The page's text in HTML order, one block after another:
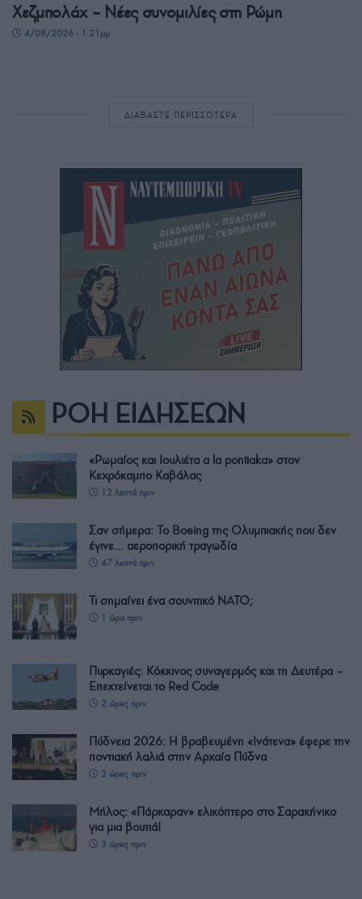
Χεζμπολάχ – Νέες συνομιλίες στη Ρώμη
4/08/2026 - 1:21μμ
ΔΙΑΒΑΣΤΕ ΠΕΡΙΣΣΟΤΕΡΑ
ΡΟΗ ΕΙΔΗΣΕΩΝ
«Ρωμαίος και Ιουλιέτα a la pontiaka» στον
Κεχρόκαμπο Καβάλας
12 λεπτά πριν
Σαν σήμερα: Το Boeing της Ολυμπιακής που δεν
έγινε… αεροπορική τραγωδία
47 λεπτά πριν
Τι σημαίνει ένα σουνιτικό ΝΑΤΟ;
1 ώρα πριν
Πυρκαγιές: Κόκκινος συναγερμός και τη Δευτέρα –
Επεκτείνεται το Red Code
2 ώρες πριν
Πύδνεια 2026: Η βραβευμένη «Ινάτενα» έφερε την
ποντιακή λαλιά στην Αρχαία Πύδνα
2 ώρες πριν
Μήλος: «Πάρκαραν» ελικόπτερο στο Σαρακήνικο
για μια βουτιά!
3 ώρες πριν